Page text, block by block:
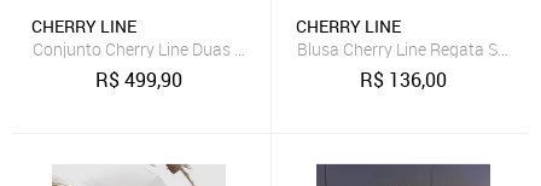
CHERRY LINE
Conjunto Cherry Line Duas Peças Blusa Assimetrica Sem Manga
R$499,90
CHERRY LINE
Blusa Cherry Line Regata Sem
R$ 136,00